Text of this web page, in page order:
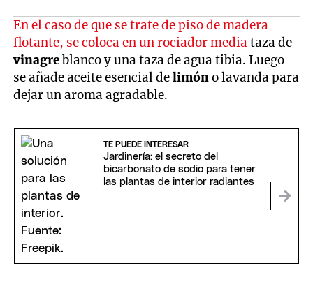
En el caso de que se trate de piso de madera
flotante, se coloca en un rociador media taza de
vinagreblanco y una taza de agua tibia. Luego
se añade aceite esencial delimóno lavanda para
dejar un aroma agradable.
TE PUEDE INTERESAR
Jardinería: el secreto del
bicarbonato de sodio para tener
las plantas de interior radiantes